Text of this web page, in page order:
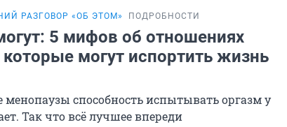
РАЗГОВОР «ОБ ЭТОМ» ПОДРОБНОСТИ
5 мифов об отношениях
которые могут испортить жизнь
менопаузы способность испытывать оргазм у
Так что всё лучшее впереди